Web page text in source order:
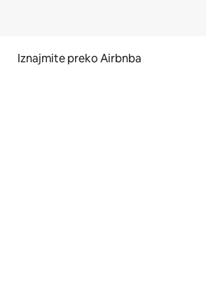
Iznajmite preko Airbnba